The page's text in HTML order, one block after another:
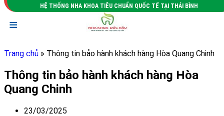
HỆ THỐNG NHA KHOA TIÊU CHUẨN QUỐC TẾ TẠI THÁI BÌNH
≡
Trang chủ » Thông tin bảo hành khách hàng Hòa Quang Chinh
Thông tin bảo hành khách hàng Hòa
Quang Chinh
23/03/2025